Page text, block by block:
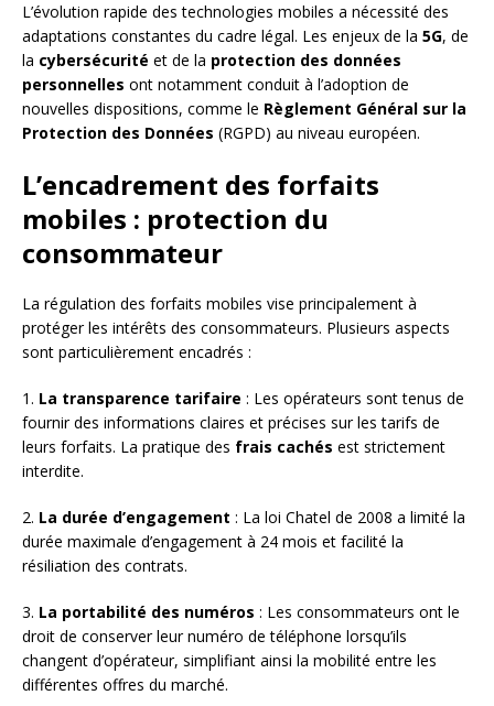
L’évolution rapide des technologies mobiles a nécessité des
adaptations constantes du cadre légal. Les enjeux de la 5G, de
la cybersécurité et de la protection des données
personnelles ont notamment conduit à l’adoption de
nouvelles dispositions, comme le Règlement Général sur la
Protection des Données (RGPD) au niveau européen.
L’encadrement des forfaits
mobiles : protection du
consommateur
La régulation des forfaits mobiles vise principalement à
protéger les intérêts des consommateurs. Plusieurs aspects
sont particulièrement encadrés :
1. La transparence tarifaire : Les opérateurs sont tenus de
fournir des informations claires et précises sur les tarifs de
leurs forfaits. La pratique des frais cachés est strictement
interdite.
2. La durée d’engagement : La loi Chatel de 2008 a limité la
durée maximale d’engagement à 24 mois et facilité la
résiliation des contrats.
3. La portabilité des numéros : Les consommateurs ont le
droit de conserver leur numéro de téléphone lorsqu’ils
changent d’opérateur, simplifiant ainsi la mobilité entre les
différentes offres du marché.